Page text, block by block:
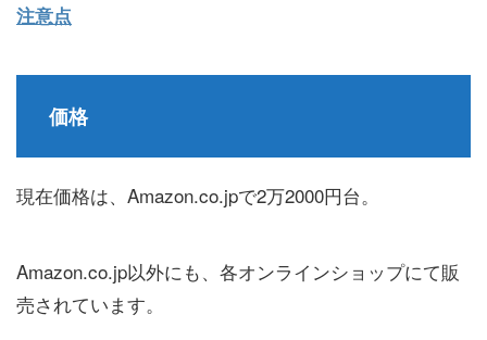
注意点
価格
現在価格は、Amazon.co.jpで2万2000円台。
Amazon.co.jp以外にも、各オンラインショップにて販
売されています。